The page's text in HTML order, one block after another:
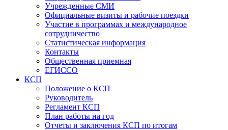
Учрежденные СМИ
Официальные визиты и рабочие поездки
Участие в программах и международное
сотрудничество
Статистическая информация
Контакты
Общественная приемная
ЕГИССО
КСП
Положение о КСП
Руководитель
Регламент КСП
План работы на год
Отчеты и заключения КСП по итогам